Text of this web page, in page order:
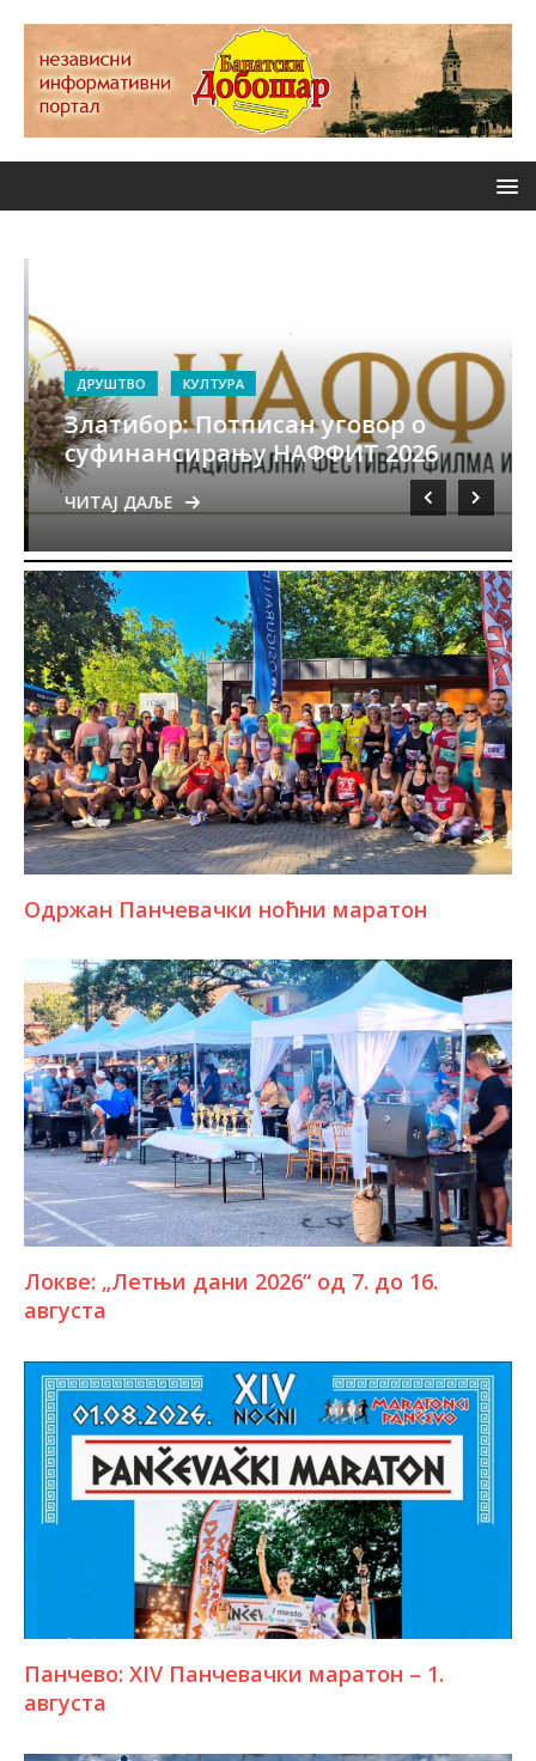
ДРУШТВО КУЛТУРА
Златибор: Потписан уговор о
суфинансирању НАФФИТ 2026
ЧИТАЈ ДАЉЕ
Одржан Панчевачки ноћни маратон
Локве: „Летњи дани 2026“ од 7. до 16.
августа
Панчево: XIV Панчевачки маратон – 1.
августа